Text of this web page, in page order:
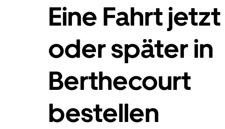
Eine Fahrt jetzt
oder später in
Berthecourt
bestellen